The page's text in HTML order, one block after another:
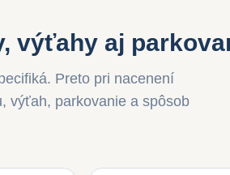
výťahy aj
Preto pri nacenení
výťah, parkovanie a spôsob